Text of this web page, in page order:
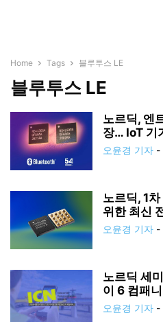
Home Tags 블루투스 LE
블루투스 LE
노르딕, 엔
장… IoT 기
오윤경 기자 -
노르딕, 1
위한 최신
오윤경 기자 -
노르딕 세
이 6 컴패
오윤경 기자 -